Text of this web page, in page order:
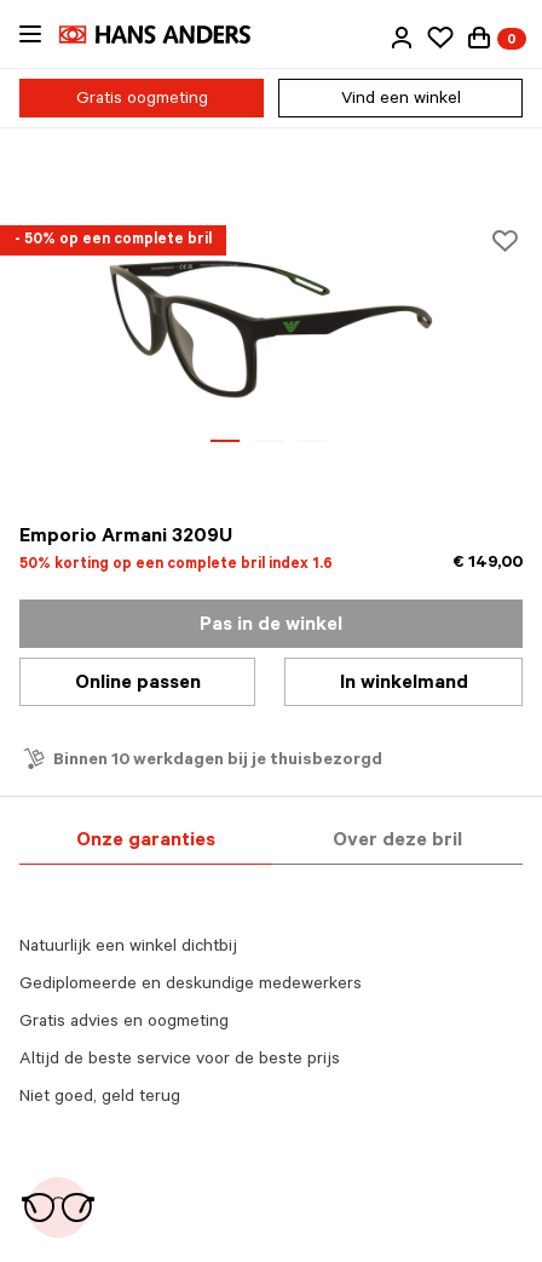
Ga
naar
inhoud
0
Gratis oogmeting Vind een winkel
- 50% op een complete bril
Emporio Armani 3209U
50% korting op een complete bril index 1.6 € 149,00
Pas in de winkel
Online passen In winkelmand
Binnen 10 werkdagen bij je thuisbezorgd
Onze garanties Over deze bril
Natuurlijk een winkel dichtbij
Gediplomeerde en deskundige medewerkers
Gratis advies en oogmeting
Altijd de beste service voor de beste prijs
Niet goed, geld terug